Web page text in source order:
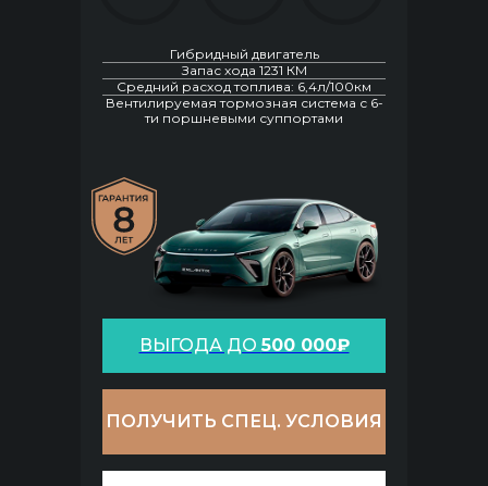
ПОЛУЧИТЬ СПЕЦ. УСЛОВИЯ
Гибридный двигатель
Запас хода 1231 КМ
Средний расход топлива: 6,4л/100км
Вентилируемая тормозная система с 6-
ти поршневыми суппортами
ВЫГОДА ДО500 000₽